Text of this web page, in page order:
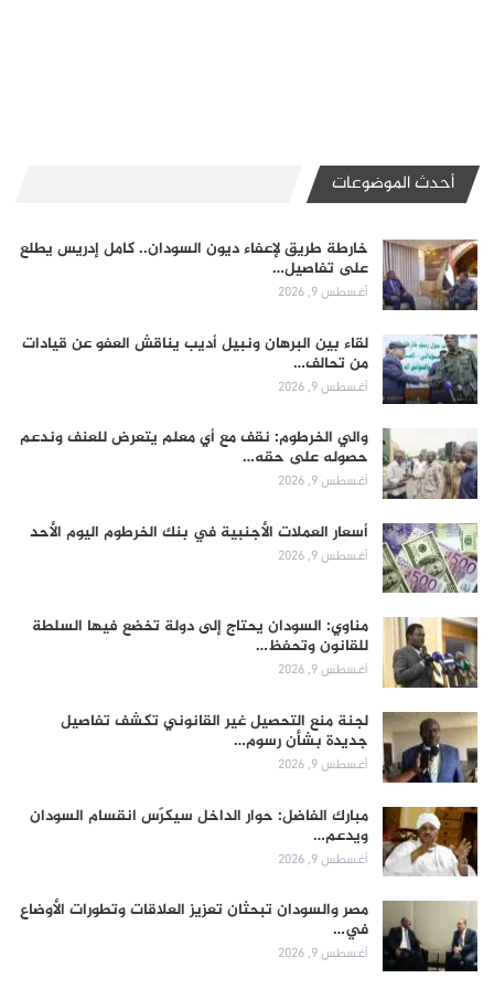
أحدث الموضوعات
خارطة طريق لإعفاء ديون السودان.. كامل إدريس يطلع
على تفاصيل…
أغسطس 9, 2026
لقاء بين البرهان ونبيل أديب يناقش العفو عن قيادات
من تحالف…
أغسطس 9, 2026
والي الخرطوم: نقف مع أي معلم يتعرض للعنف وندعم
حصوله على حقه…
أغسطس 9, 2026
أسعار العملات الأجنبية في بنك الخرطوم اليوم الأحد
أغسطس 9, 2026
مناوي: السودان يحتاج إلى دولة تخضع فيها السلطة
للقانون وتحفظ…
أغسطس 9, 2026
لجنة منع التحصيل غير القانوني تكشف تفاصيل
جديدة بشأن رسوم…
أغسطس 9, 2026
مبارك الفاضل: حوار الداخل سيكرّس انقسام السودان
ويدعم…
أغسطس 9, 2026
مصر والسودان تبحثان تعزيز العلاقات وتطورات الأوضاع
في…
أغسطس 9, 2026